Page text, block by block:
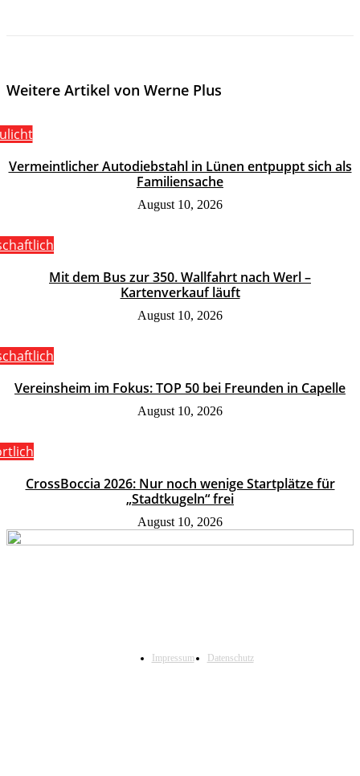
Weitere Artikel von Werne Plus
Vermeintlicher Autodiebstahl in Lünen entpuppt sich als
Familiensache
August 10, 2026
Mit dem Bus zur 350. Wallfahrt nach Werl –
Kartenverkauf läuft
August 10, 2026
Vereinsheim im Fokus: TOP 50 bei Freunden in Capelle
August 10, 2026
CrossBoccia 2026: Nur noch wenige Startplätze für
„Stadtkugeln“ frei
August 10, 2026
Impressum Datenschutz